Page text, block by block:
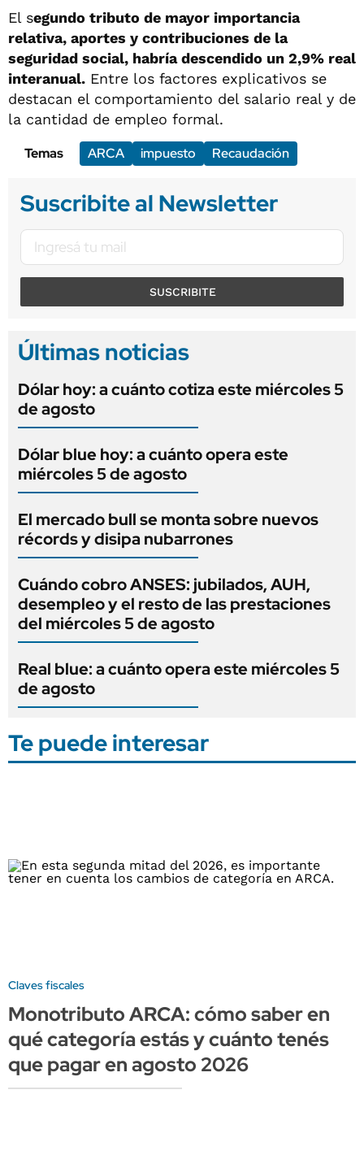
El segundo tributo de mayor importancia
relativa, aportes y contribuciones de la
seguridad social, habría descendido un 2,9% real
interanual. Entre los factores explicativos se
destacan el comportamiento del salario real y de
la cantidad de empleo formal.
Temas
ARCA impuesto Recaudación
Suscribite al Newsletter
SUSCRIBITE
Últimas noticias
Dólar hoy: a cuánto cotiza este miércoles 5
de agosto
Dólar blue hoy: a cuánto opera este
miércoles 5 de agosto
El mercado bull se monta sobre nuevos
récords y disipa nubarrones
Cuándo cobro ANSES: jubilados, AUH,
desempleo y el resto de las prestaciones
del miércoles 5 de agosto
Real blue: a cuánto opera este miércoles 5
de agosto
Te puede interesar
Claves fiscales
Monotributo ARCA: cómo saber en
qué categoría estás y cuánto tenés
que pagar en agosto 2026